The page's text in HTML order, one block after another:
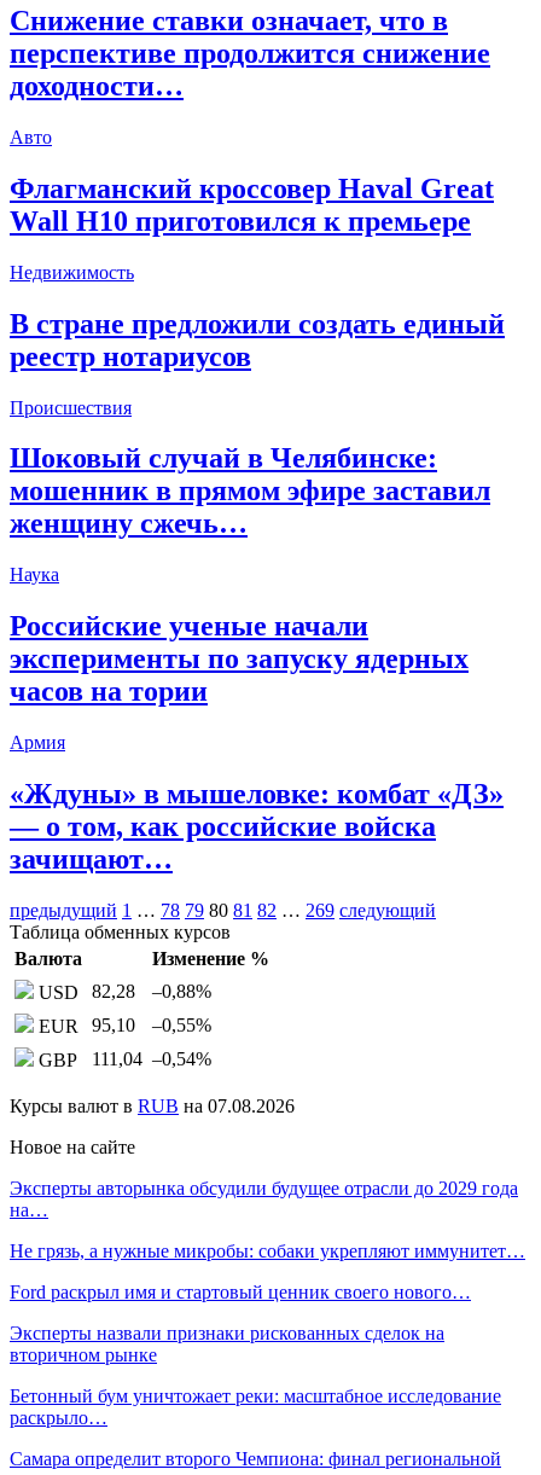
Снижение ставки означает, что в
перспективе продолжится снижение
доходности…
Авто
Флагманский кроссовер Haval Great
Wall H10 приготовился к премьере
Недвижимость
В стране предложили создать единый
реестр нотариусов
Происшествия
Шоковый случай в Челябинске:
мошенник в прямом эфире заставил
женщину сжечь…
Наука
Российские ученые начали
эксперименты по запуску ядерных
часов на тории
Армия
«Ждуны» в мышеловке: комбат «ДЗ»
— о том, как российские войска
зачищают…
предыдущий 1 … 78 79 80 81 82 … 269 следующий
Таблица обменных курсов
Валюта
Изменение %
USD
82,28 –0,88%
EUR
95,10 –0,55%
GBP
111,04 –0,54%
Курсы валют в RUB на 07.08.2026
Новое на сайте
Эксперты авторынка обсудили будущее отрасли до 2029 года
на…
Не грязь, а нужные микробы: собаки укрепляют иммунитет…
Ford раскрыл имя и стартовый ценник своего нового…
Эксперты назвали признаки рискованных сделок на
вторичном рынке
Бетонный бум уничтожает реки: масштабное исследование
раскрыло…
Самара определит второго Чемпиона: финал региональной